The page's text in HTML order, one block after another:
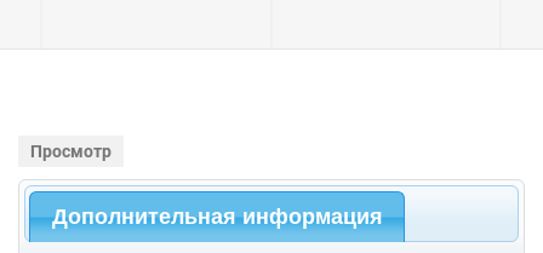
Просмотр
Дополнительная информация